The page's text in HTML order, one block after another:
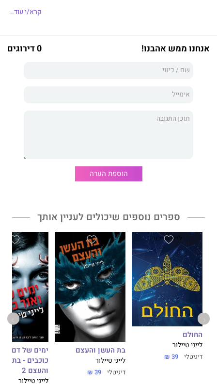
נוכח האיומים החדשים הקוראים תיגר על שאיפתם לשלום, קארו
מרוקו לרומא, בין אֶרֶץ לדרום אמריקה, ומגלים כוחות ורגשות חדשים.
האהבה והחלום, אלא את קיומו של היקום כולו.
בספר השלישי בטרילוגיית הפנטזיה הרומנטית
קרא/י עוד..
אנחנו ממש אהבנו! 0 דירוגים
הוספת הערה
ספרים נוספים שיכולים לעניין אותך
החולם
לייני טיילור
דיגיטלי 39 ₪
בת העשן והעצם
לייני טיילור
דיגיטלי 39 ₪
ימים של דם
כוכבים - בת
והעצם 2
לייני טיילור